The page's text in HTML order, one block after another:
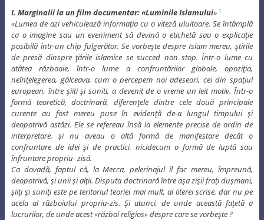
I. Marginalii la un film documentar: «Luminile Islamului» 1
«Lumea de azi vehiculează informaţia cu o viteză uluitoare. Se întâmplă
ca o imagine sau un eveniment să devină o etichetă sau o explicaţie
posibilă într-un chip fulgerător. Se vorbeşte despre Islam mereu, ştirile
de presă dinspre ţările islamice se succed non stop. Într-o lume cu
atâtea războaie, într-o lume a confruntărilor globale, opoziţia,
neînţelegerea, gâlceava, cum o percepem noi adeseori, cei din spaţiul
european, între şiiti şi suniti, a devenit de o vreme un leit motiv. Într-o
formă teoretică, doctrinară, diferenţele dintre cele două principale
curente au fost mereu puse în evidenţă de-a lungul timpului şi
deopotrivă astăzi. Ele se refereau însă la elemente precise de ordin de
interpretare, şi nu aveau o altă formă de manifestare decât o
confruntare de idei şi de practici, nicidecum o formă de luptă sau
înfruntare propriu- zisă.
Ca dovadă, faptul că, la Mecca, pelerinajul îl fac mereu, împreună,
deopotrivă, şi unii şi alţii. Disputa doctrinară între aşa zişii fraţi duşmani,
şiiţi şi suniţi este pe teritoriul teoriei mai mult, al literei scrise, dar nu pe
acela al războiului propriu-zis. Şi atunci, de unde această faţetă a
lucrurilor, de unde acest «război religios» despre care se vorbeşte ?